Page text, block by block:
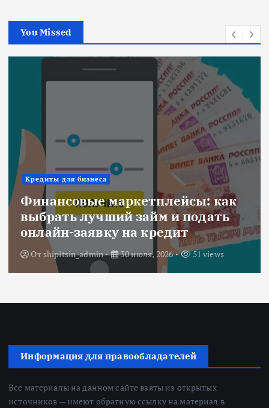
You Missed
Ипотека
Военная ипотека для семьи:
объединяем все льготы и
субсидии
ОтRedactor 3 июля, 2026 205 views
Информация для правообладателей
Все материалы на данном сайте взяты из открытых
источников — имеют обратную ссылку на материал в